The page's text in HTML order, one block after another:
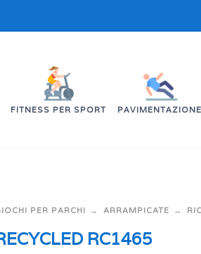
FITNESS PER SPORT PAVIMENTAZIONE
PER PARCHI ARRAMPICATE
RC1465